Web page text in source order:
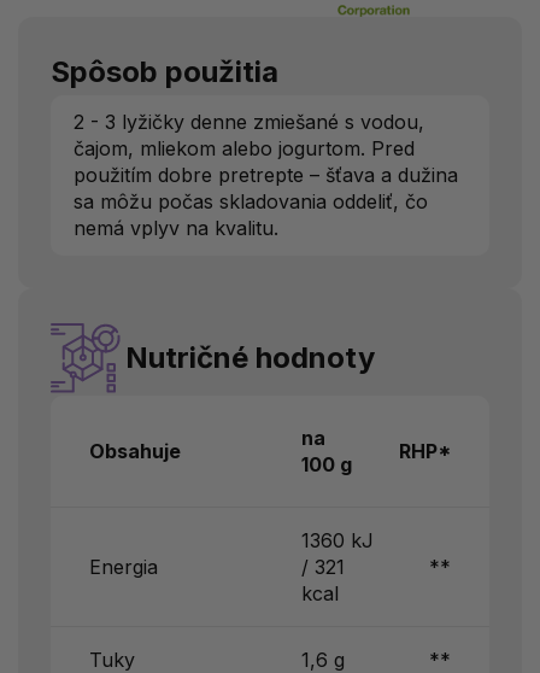
Spôsob použitia
2 - 3 lyžičky denne zmiešané s vodou,
čajom, mliekom alebo jogurtom. Pred
použitím dobre pretrepte – šťava a dužina
sa môžu počas skladovania oddeliť, čo
nemá vplyv na kvalitu.
Nutričné hodnoty
Obsahuje
na
100 g
RHP*
Energia
1360 kJ
/ 321
kcal
**
Tuky 1,6 g **